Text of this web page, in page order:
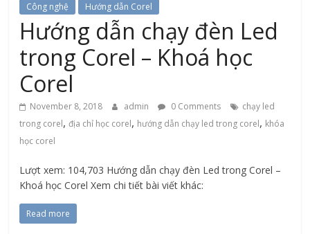
Công nghệ Hướng dẫn Corel
Hướng dẫn chạy đèn Led
trong Corel – Khoá học
Corel
November 8, 2018 admin 0 Comments
chạy led
trong corel,địa chỉ học corel, hướng dẫn chạy led trong corel, khóa
học corel
Lượt xem: 104,703 Hướng dẫn chạy đèn Led trong Corel –
Khoá học Corel Xem chi tiết bài viết khác:
Read more